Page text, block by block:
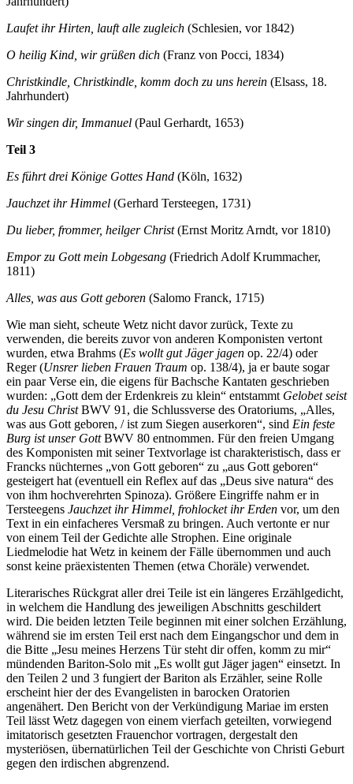
Laufet ihr Hirten, lauft alle zugleich (Schlesien, vor 1842)
O heilig Kind, wir grüßen dich (Franz von Pocci, 1834)
Christkindle, Christkindle, komm doch zu uns herein (Elsass, 18.
Jahrhundert)
Wir singen dir, Immanuel (Paul Gerhardt, 1653)
Teil 3
Es führt drei Könige Gottes Hand (Köln, 1632)
Jauchzet ihr Himmel (Gerhard Tersteegen, 1731)
Du lieber, frommer, heilger Christ(Ernst Moritz Arndt, vor 1810)
Empor zu Gott mein Lobgesang (Friedrich Adolf Krummacher,
1811)
Alles, was aus Gott geboren (Salomo Franck, 1715)
Wie man sieht, scheute Wetz nicht davor zurück, Texte zu
verwenden, die bereits zuvor von anderen Komponisten vertont
wurden, etwa Brahms (Es wollt gut Jäger jagen op. 22/4) oder
Reger (Unsrer lieben Frauen Traum op. 138/4), ja er baute sogar
ein paar Verse ein, die eigens für Bachsche Kantaten geschrieben
wurden: „Gott dem der Erdenkreis zu klein“ entstammt Gelobet seist
du Jesu ChristBWV 91, die Schlussverse des Oratoriums, „Alles,
was aus Gott geboren, / ist zum Siegen auserkoren“, sind Ein feste
Burg ist unser GottBWV 80 entnommen. Für den freien Umgang
des Komponisten mit seiner Textvorlage ist charakteristisch, dass er
Francks nüchternes „von Gott geboren“ zu „aus Gott geboren“
gesteigert hat (eventuell ein Reflex auf das „Deus sive natura“ des
von ihm hochverehrten Spinoza). Größere Eingriffe nahm er in
Tersteegens Jauchzet ihr Himmel, frohlocket ihr Erden vor, um den
Text in ein einfacheres Versmaß zu bringen. Auch vertonte er nur
von einem Teil der Gedichte alle Strophen. Eine originale
Liedmelodie hat Wetz in keinem der Fälle übernommen und auch
sonst keine präexistenten Themen (etwa Choräle) verwendet.
Literarisches Rückgrat aller drei Teile ist ein längeres Erzählgedicht,
in welchem die Handlung des jeweiligen Abschnitts geschildert
wird. Die beiden letzten Teile beginnen mit einer solchen Erzählung,
während sie im ersten Teil erst nach dem Eingangschor und dem in
die Bitte „Jesu meines Herzens Tür steht dir offen, komm zu mir“
mündenden Bariton-Solo mit „Es wollt gut Jäger jagen“ einsetzt. In
den Teilen 2 und 3 fungiert der Bariton als Erzähler, seine Rolle
erscheint hier der des Evangelisten in barocken Oratorien
angenähert. Den Bericht von der Verkündigung Mariae im ersten
Teil lässt Wetz dagegen von einem vierfach geteilten, vorwiegend
imitatorisch gesetzten Frauenchor vortragen, dergestalt den
mysteriösen, übernatürlichen Teil der Geschichte von Christi Geburt
gegen den irdischen abgrenzend.